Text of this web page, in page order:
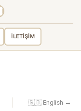
İLETİŞİM
🇬🇧 English →